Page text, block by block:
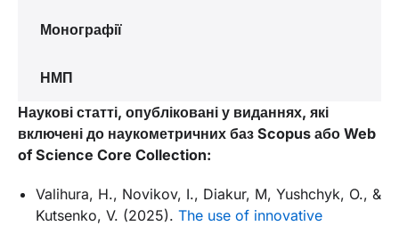
Монографії
НМП
Наукові статті, опубліковані у виданнях, які
включені до наукометричних баз Scopus або Web
of Science Core Collection:
Valihura, H., Novikov, I., Diakur, M, Yushchyk, O., &
Kutsenko, V. (2025). The use of innovative